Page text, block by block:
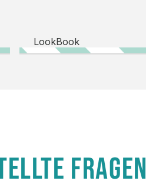
LookBook
FRAGEN